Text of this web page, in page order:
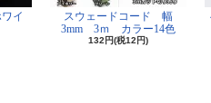
イ
スウェードコード 幅
3mm 3ｍ カラー14色
132円(税12円)